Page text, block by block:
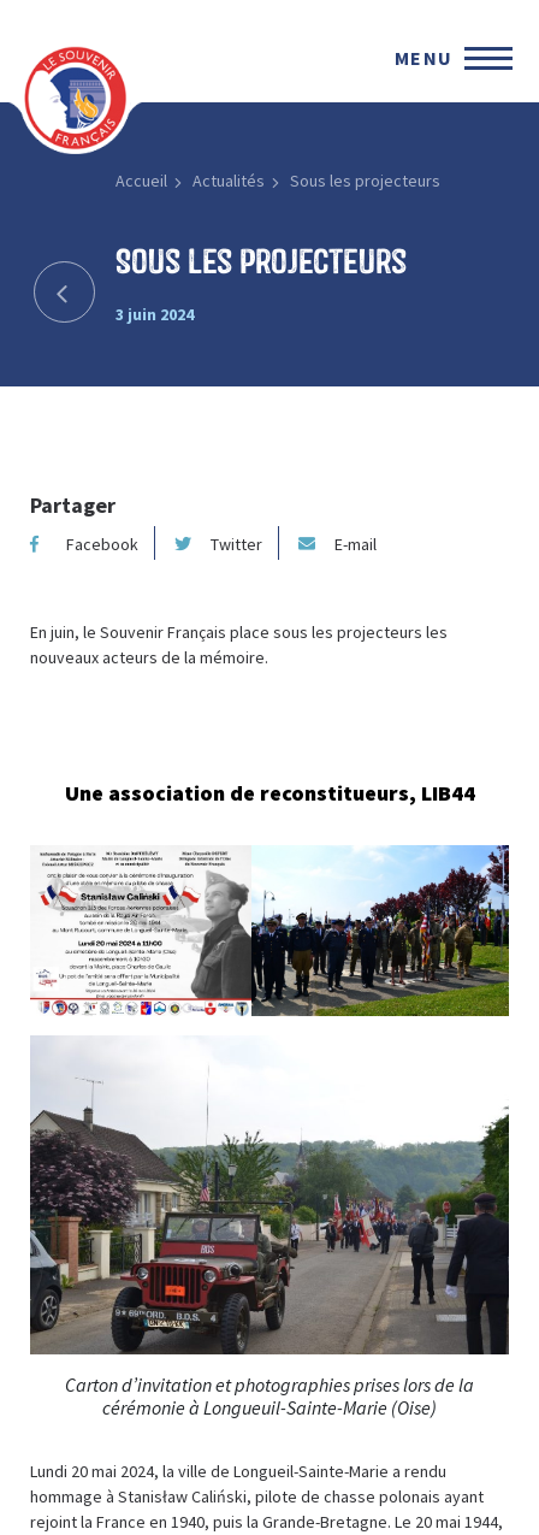
MENU
Accueil Actualités Sous les projecteurs
Sous les projecteurs
3 juin 2024
Partager
Facebook Twitter E-mail
En juin, le Souvenir Français place sous les projecteurs les
nouveaux acteurs de la mémoire.
Une association de reconstitueurs, LIB44
Carton d’invitation et photographies prises lors de la
cérémonie à Longueuil-Sainte-Marie (Oise)
Lundi 20 mai 2024, la ville de Longueil-Sainte-Marie a rendu
hommage à Stanisław Caliński, pilote de chasse polonais ayant
rejoint la France en 1940, puis la Grande-Bretagne. Le 20 mai 1944,